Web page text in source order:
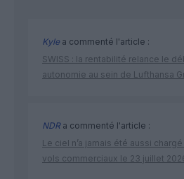
Kylea commenté l'article :
SWISS : la rentabilité relance le
autonomie au sein de Lufthansa
NDRa commenté l'article :
Le ciel n’a jamais été aussi
vols commerciaux le 23 juillet